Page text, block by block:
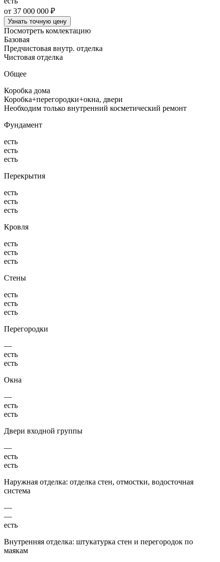
от 37 000 000 ₽
Узнать точную цену
Посмотреть комлектацию
Базовая
Предчистовая внутр. отделка
Чистовая отделка
Общее
Коробка дома
Коробка+перегородки+окна, двери
Необходим только внутренний косметический ремонт
Фундамент
есть
есть
есть
Перекрытия
есть
есть
есть
Кровля
есть
есть
есть
Стены
есть
есть
есть
Перегородки
—
есть
есть
Окна
—
есть
есть
Двери входной группы
—
есть
есть
Наружная отделка: отделка стен, отмостки, водосточная
система
—
—
есть
Внутренняя отделка: штукатурка стен и перегородок по
маякам